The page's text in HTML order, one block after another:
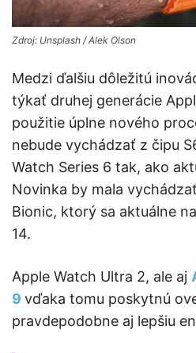
Zdroj: Unsplash / Alek Olson
Medzi ďalšiu dôležitú
týkať druhej generácie
použitie úplne nového
nebude vychádzať z čipu
Watch Series 6 tak, ako
Novinka by mala
Bionic, ktorý sa aktuálne
14.
Apple Watch Ultra 2, ale aj
9 vďaka tomu poskytnú
pravdepodobne aj lepšiu